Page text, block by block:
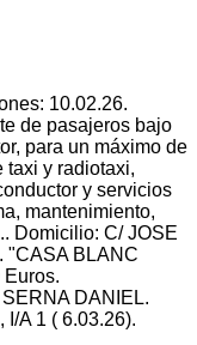
10.02.26.
de pasajeros bajo
para un máximo de
taxi y radiotaxi,
y servicios
mantenimiento,
Domicilio: C/ JOSE
"CASA BLANC
DANIEL.
I/A 1 ( 6.03.26).